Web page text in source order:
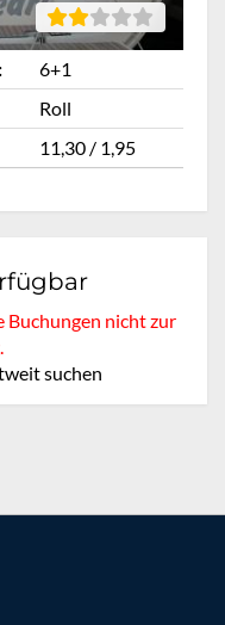
6+1
Roll
11,30 / 1,95
Buchungen nicht zur
suchen